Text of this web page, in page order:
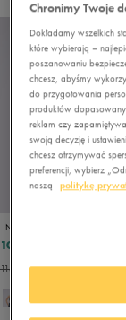
NIKE TOP W NSW NK CHLL KNT
109,99 zł
116,99 zł- najniższa cena
Chronimy Twoje
Dokładamy wszelkich
które wybierają –
poszanowaniu
chcesz, abyśmy
do przygotowania
produktów
reklam czy
swoją decyzję i
chcesz otrzymywać
preferencji, wybierz
naszą
politykę